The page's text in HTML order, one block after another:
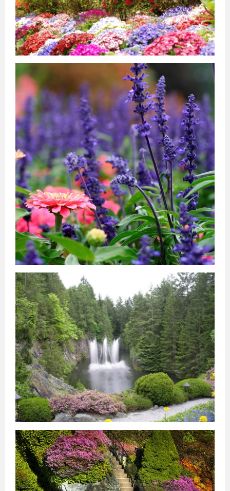
საქართველო
ქვემო
ქართლი
კახეთი
თბილისი
მცხეთა-
ქართლი
იმერეთი
გურია
სამეგრელო
სვანეთი
რაჭა-
ლეჩხუმი
აჭარა
აფხაზეთი
ავსტრალია
სიდნეი